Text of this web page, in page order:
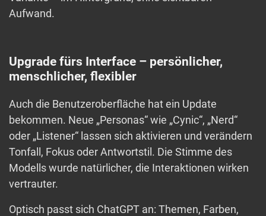
Aufwand.
Upgrade fürs Interface – persönlicher,
menschlicher, flexibler
Auch die Benutzeroberfläche hat ein Update
bekommen. Neue „Personas“ wie „Cynic“, „Nerd“
oder „Listener“ lassen sich aktivieren und verändern
Tonfall, Fokus oder Antwortstil. Die Stimme des
Modells wurde natürlicher, die Interaktionen wirken
vertrauter.
Optisch passt sich ChatGPT an: Themen, Farben,